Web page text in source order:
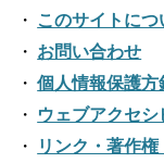
2024年01月
2023年02
2023年01
2022年03
2022年02
2021年04月
2021年03
2021年02
2020年05月
2020年04
2020年03
2019年07
2019年06月
2019年05
2018年08
2018年07
2018年06
2017年08
2017年07月
2016年10月
2016年09
2016年08
このサイトにつ
お問い合わせ
個人情報保護方
ウェブアクセシ
リンク・著作